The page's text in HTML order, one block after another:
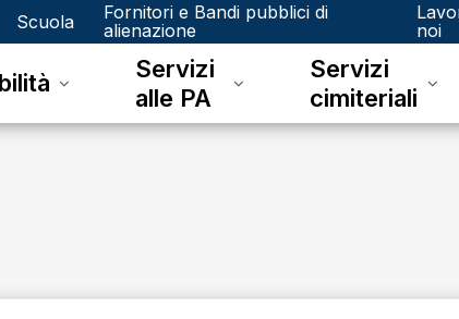
Scuola
Fornitori e Bandi pubblici di
alienazione
noi
Servizi
alle PA
Servizi
cimiteriali